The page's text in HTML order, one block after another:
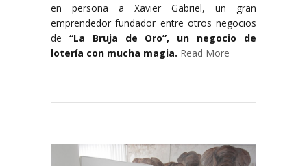
en persona a Xavier Gabriel, un gran
emprendedor fundador entre otros negocios
de “La Bruja de Oro”, un negocio de
lotería con mucha magia. Read More